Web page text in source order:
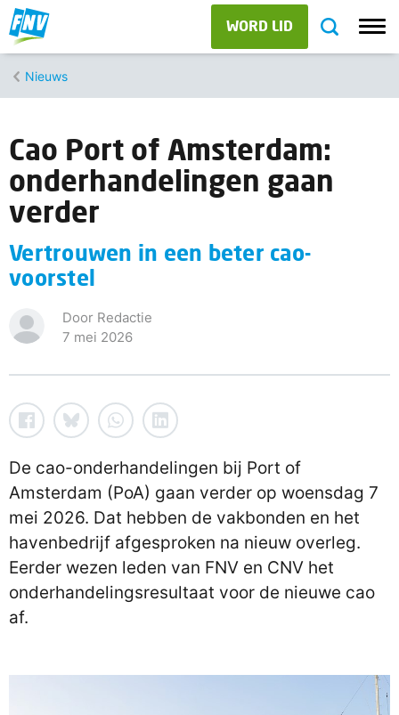
WORD LID
Nieuws
Cao Port of Amsterdam:
onderhandelingen gaan
verder
Vertrouwen in een beter cao-
voorstel
Door Redactie
7 mei 2026
De cao-onderhandelingen bij Port of
Amsterdam (PoA) gaan verder op woensdag 7
mei 2026. Dat hebben de vakbonden en het
havenbedrijf afgesproken na nieuw overleg.
Eerder wezen leden van FNV en CNV het
onderhandelingsresultaat voor de nieuwe cao
af.